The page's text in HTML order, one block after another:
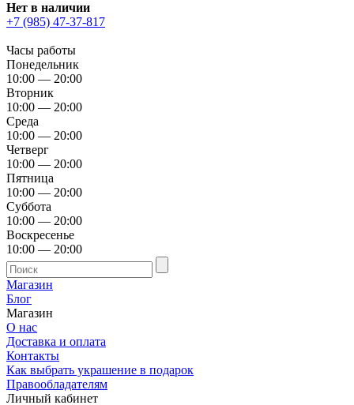
Нет в наличии
+7 (985) 47-37-817
Часы работы
Понедельник
10:00 — 20:00
Вторник
10:00 — 20:00
Среда
10:00 — 20:00
Четверг
10:00 — 20:00
Пятница
10:00 — 20:00
Суббота
10:00 — 20:00
Воскресенье
10:00 — 20:00
Магазин
Блог
Магазин
О нас
Доставка и оплата
Контакты
Как выбрать украшение в подарок
Правообладателям
Личный кабинет